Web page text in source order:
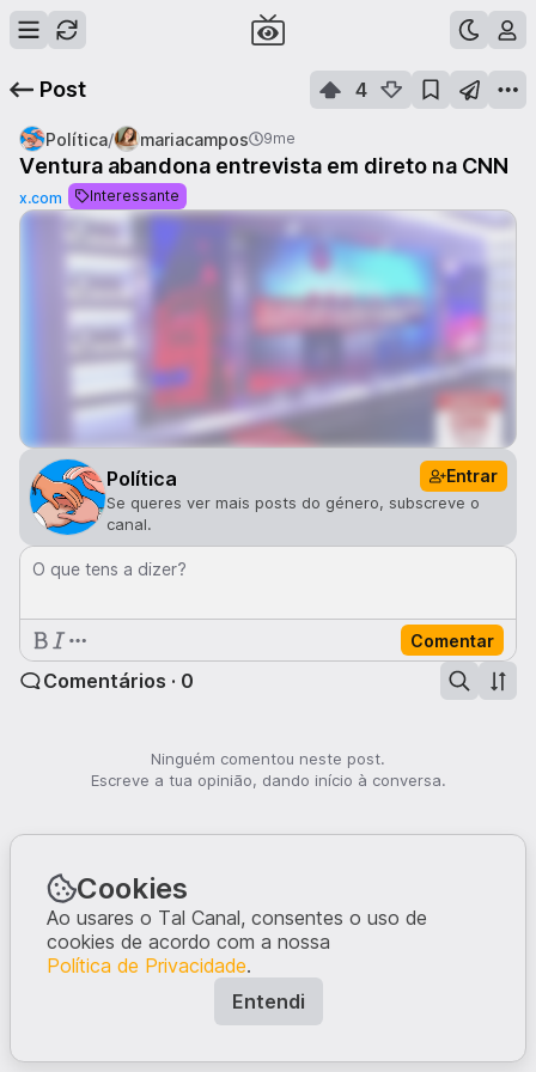
Post 4
Política/ mariacampos 9me
Ventura abandona entrevista em direto na CNN
x.com Interessante
Política Entrar
Se queres ver mais posts do género, subscreve o
canal.
O que tens a dizer?
Comentar
Comentários · 0
Ninguém comentou neste post.
Escreve a tua opinião, dando início à conversa.
Cookies
Ao usares o Tal Canal, consentes o uso de
cookies de acordo com a nossa
Política de Privacidade.
Entendi